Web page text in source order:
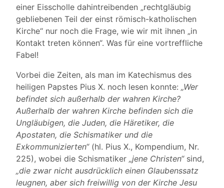
einer Eisscholle dahintreibenden „rechtgläubig
gebliebenen Teil der einst römisch-katholischen
Kirche“ nur noch die Frage, wie wir mit ihnen „in
Kontakt treten können“. Was für eine vortreffliche
Fabel!
Vorbei die Zeiten, als man im Katechismus des
heiligen Papstes Pius X. noch lesen konnte: „Wer
befindet sich außerhalb der wahren Kirche?
Außerhalb der wahren Kirche befinden sich die
Ungläubigen, die Juden, die Häretiker, die
Apostaten, die Schismatiker und die
Exkommunizierten“(hl. Pius X., Kompendium, Nr.
225), wobei die Schismatiker „jene Christen“sind,
„die zwar nicht ausdrücklich einen Glaubenssatz
leugnen, aber sich freiwillig von der Kirche Jesu